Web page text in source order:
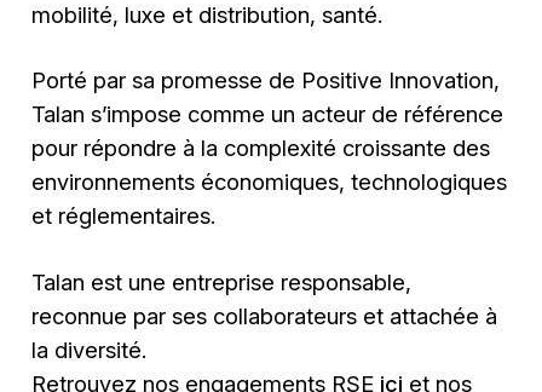
mobilité, luxe et distribution, santé.
Porté par sa promesse de Positive Innovation,
Talan s’impose comme un acteur de référence
pour répondre à la complexité croissante des
environnements économiques, technologiques
et réglementaires.
Talan est une entreprise responsable,
reconnue par ses collaborateurs et attachée à
la diversité.
Retrouvez nos engagements RSE ici et nos